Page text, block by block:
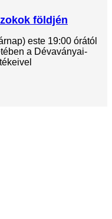
földjén
este 19:00 órától
a Dévaványai-